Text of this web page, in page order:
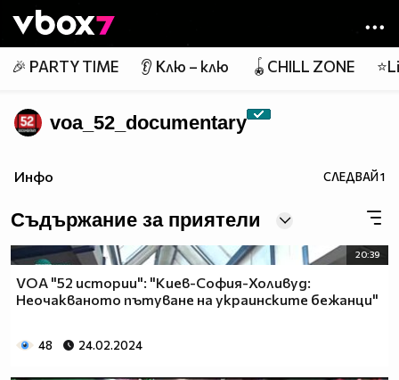
👾
🎉 PARTY TIME 👂 Клю – клю 🪀CHILL ZONE
voa_52_documentary
Инфо СЛЕДВАЙ1
Съдържание за приятели
20:39
VOA "52 истории": "Киев-София-Холивуд:
Неочакваното пътуване на украинските бежанци"
48 24.02.2024